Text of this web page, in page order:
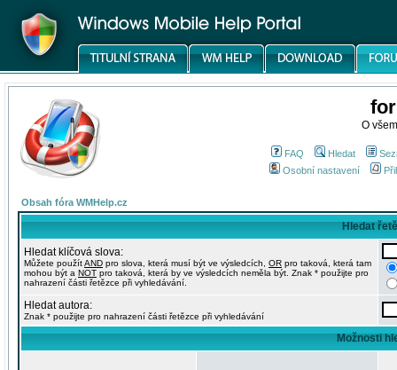
O
FAQ Hledat
Osobní nastavení
Obsah fóra WMHelp.cz
Hledat
Hledat klíčová slova:
Můžete použítAND pro slova, která musí být ve výsledcích, OR pro taková, která tam
mohou být a NOT pro taková, která by ve výsledcích neměla být. Znak * použijte pro
nahrazení části řetězce při vyhledávání.
Hledat autora:
Znak * použijte pro nahrazení části řetězce při vyhledávání
Možnosti